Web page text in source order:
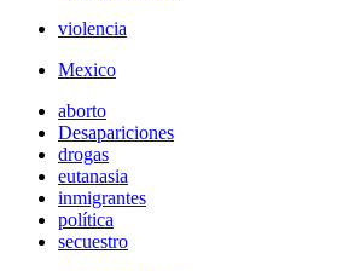
violencia
Mexico
aborto
Desapariciones
drogas
eutanasia
inmigrantes
política
secuestro